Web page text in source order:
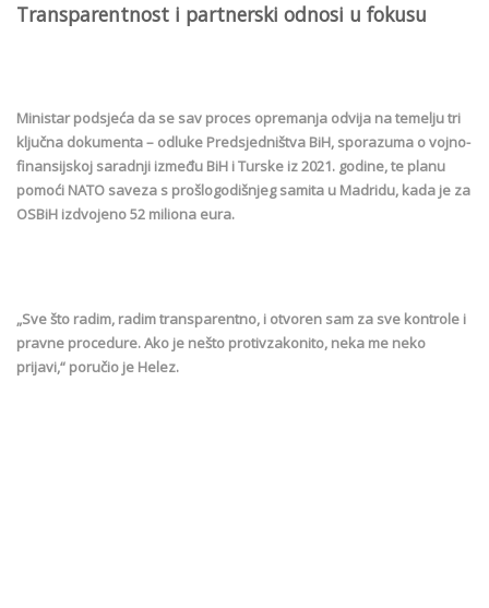
Transparentnost i partnerski odnosi u fokusu
Ministar podsjeća da se sav proces opremanja odvija na temelju tri
ključna dokumenta – odluke Predsjedništva BiH, sporazuma o vojno-
finansijskoj saradnji između BiH i Turske iz 2021. godine, te planu
pomoći NATO saveza s prošlogodišnjeg samita u Madridu, kada je za
OSBiH izdvojeno 52 miliona eura.
„Sve što radim, radim transparentno, i otvoren sam za sve kontrole i
pravne procedure. Ako je nešto protivzakonito, neka me neko
prijavi,“ poručio je Helez.